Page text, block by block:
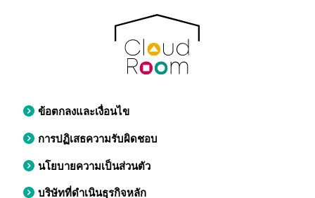
ข้อตกลงและเงื่อนไข
การปฏิเสธความรับผิดชอบ
นโยบายความเป็นส่วนตัว
บริษัทที่ดำเนินธุรกิจหลัก